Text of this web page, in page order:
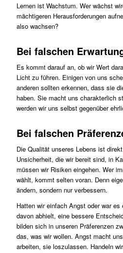
Lernen ist Wachstum. Wer wächst
mächtigeren Herausforderungen
also wachsen?
Bei falschen
Es kommt darauf an, ob wir Wert
Licht zu führen. Einigen von uns
anderen sollten erkennen, dass sie
haben. Sie macht uns charakterlich
werden wir uns selbst gegenüber
Bei falschen
Die Qualität unseres Lebens ist
Unsicherheit, die wir bereit sind, in
müssen wir Risiken eingehen. Wer
wählt, kommt selten voran. Denn
ändern, sondern nur verbessern.
Hatten wir einfach Angst oder war
davon abhielt, eine bessere
bilden sich in unseren Präferenzen
das, was wir wollen. Angst macht
arbeiten, sie loszulassen. Handeln